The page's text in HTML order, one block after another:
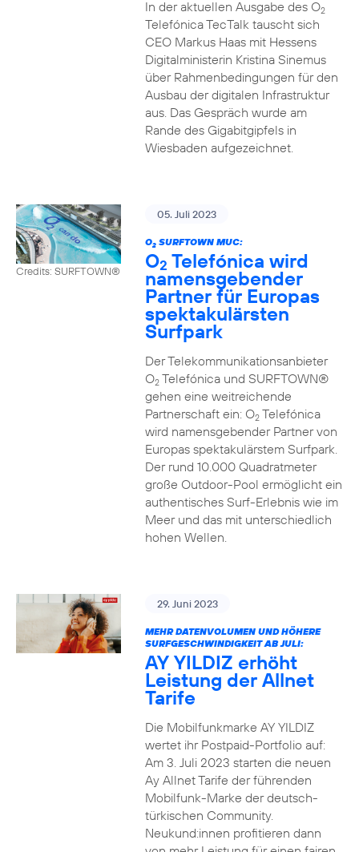
In der aktuellen Ausgabe des O2
Telefónica TecTalk tauscht sich
CEO Markus Haas mit Hessens
Digitalministerin Kristina Sinemus
über Rahmenbedingungen für den
Ausbau der digitalen Infrastruktur
aus. Das Gespräch wurde am
Rande des Gigabitgipfels in
Wiesbaden aufgezeichnet.
Credits: SURFTOWN®
05. Juli 2023
O2SURFTOWN MUC:
O2 Telefónica wird
namensgebender
Partner für Europas
spektakulärsten
Surfpark
Der Telekommunikationsanbieter
O2Telefónica und SURFTOWN®
gehen eine weitreichende
Partnerschaft ein: O2Telefónica
wird namensgebender Partner von
Europas spektakulärstem Surfpark.
Der rund 10.000 Quadratmeter
große Outdoor-Pool ermöglicht ein
authentisches Surf-Erlebnis wie im
Meer und das mit unterschiedlich
hohen Wellen.
29. Juni 2023
MEHR DATENVOLUMEN UND HÖHERE
SURFGESCHWINDIGKEIT AB JULI:
AY YILDIZ erhöht
Leistung der Allnet
Tarife
Die Mobilfunkmarke AY YILDIZ
wertet ihr Postpaid-Portfolio auf:
Am 3. Juli 2023 starten die neuen
Ay Allnet Tarife der führenden
Mobilfunk-Marke der deutsch-
türkischen Community.
Neukund:innen profitieren dann